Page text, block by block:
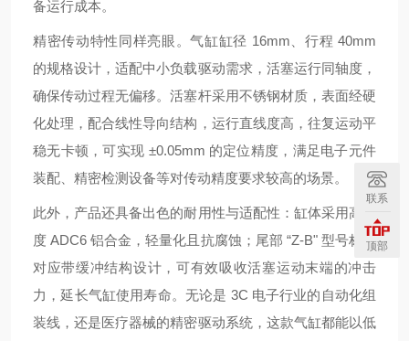
备运行成本。
精密传动特性同样亮眼。气缸缸径 16mm、行程 40mm
的规格设计，适配中小负载驱动需求，活塞运行同轴度，
确保传动过程无偏移。活塞杆采用不锈钢材质，表面经硬
化处理，配合线性导向结构，运行直线度高，往复运动平
稳无卡顿，可实现 ±0.05mm 的定位精度，满足电子元件
装配、精密检测设备等对传动精度要求较高的场景。
此外，产品还具备出色的耐用性与适配性：缸体采用高强
度 ADC6 铝合金，轻量化且抗腐蚀；尾部 “Z-B" 型号标识
对应带缓冲结构设计，可有效吸收活塞运动末端的冲击
力，延长气缸使用寿命。无论是 3C 电子行业的自动化组
装线，还是医疗器械的精密驱动系统，这款气缸都能以低
联系
顶部